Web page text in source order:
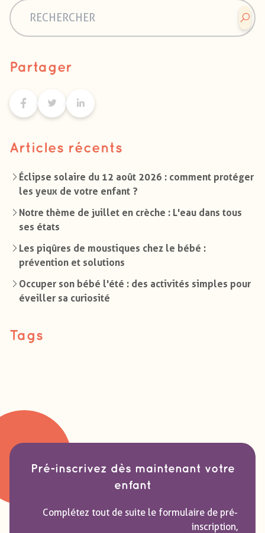
Partager
Articles récents
Éclipse solaire du 12 août 2026 : comment protéger
les yeux de votre enfant ?
Notre thème de juillet en crèche : L'eau dans tous
ses états
Les piqûres de moustiques chez le bébé :
prévention et solutions
Occuper son bébé l'été : des activités simples pour
éveiller sa curiosité
Tags
Pré-inscrivez dès maintenant votre
enfant
Complétez tout de suite le formulaire de pré-
inscription,